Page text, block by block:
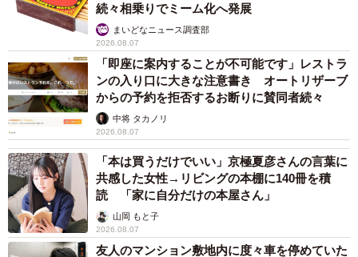
続々相乗りでミーム化へ発展
まいどなニュース調査部
2026.08.07
「即座に案内することが不可能です」レストラ
ンの入り口に大きな注意書き オートリザーブ
からの予約を拒否するお断りに賛同者続々
中将 タカノリ
2026.08.07
「本は買うだけでいい」京極夏彦さんの言葉に
共感した女性→リビングの本棚に140冊を積
読 「家に自分だけの本屋さん」
山岡 もと子
2026.08.07
友人のマンション敷地内に度々車を停めていた